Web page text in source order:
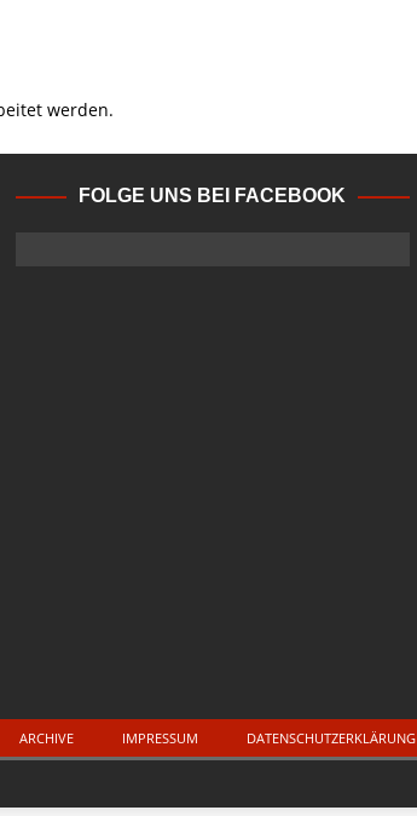
werden.
FOLGE UNS BEI FACEBOOK
ARCHIVE IMPRESSUM DATENSCHUTZERKLÄRUNG